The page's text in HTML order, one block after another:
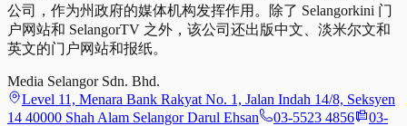
公司，作为州政府的媒体机构发挥作用。除了 Selangorkini 门
户网站和 SelangorTV 之外，该公司还出版中文、淡米尔文和
英文的门户网站和报纸。
Media Selangor Sdn. Bhd.
Level 11, Menara Bank Rakyat No. 1, Jalan Indah 14/8, Seksyen
14 40000 Shah Alam Selangor Darul Ehsan
03-5523 4856
03-